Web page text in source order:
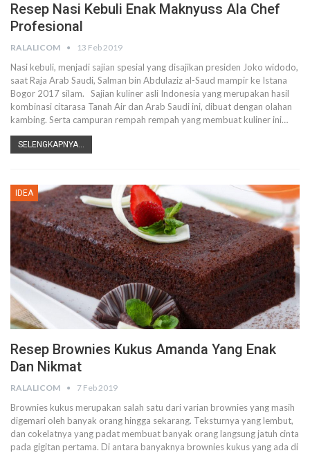
Resep Nasi Kebuli Enak Maknyuss Ala Chef
Profesional
RALALICOM 13 Feb 2019
Nasi kebuli, menjadi sajian spesial yang disajikan presiden Joko widodo,
saat Raja Arab Saudi, Salman bin Abdulaziz al-Saud mampir ke Istana
Bogor 2017 silam. Sajian kuliner asli Indonesia yang merupakan hasil
kombinasi citarasa Tanah Air dan Arab Saudi ini, dibuat dengan olahan
kambing. Serta campuran rempah rempah yang membuat kuliner ini…
SELENGKAPNYA...
IDEA
Resep Brownies Kukus Amanda Yang Enak
Dan Nikmat
RALALICOM 7 Feb 2019
Brownies kukus merupakan salah satu dari varian brownies yang masih
digemari oleh banyak orang hingga sekarang. Teksturnya yang lembut,
dan cokelatnya yang padat membuat banyak orang langsung jatuh cinta
pada gigitan pertama. Di antara banyaknya brownies kukus yang ada di